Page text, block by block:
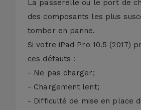
La passerelle ou le port de
des composants les plus
tomber en panne.
Si votre iPad Pro 10.5 (2017)
ces défauts :
- Ne pas charger;
- Chargement lent;
- Difficulté de mise en place